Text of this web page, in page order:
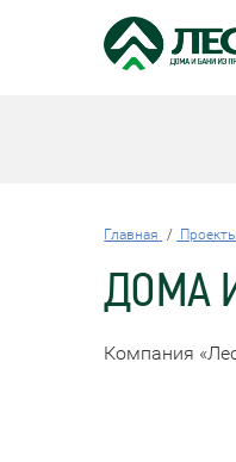
Главная Проекты
ДОМА
Компания